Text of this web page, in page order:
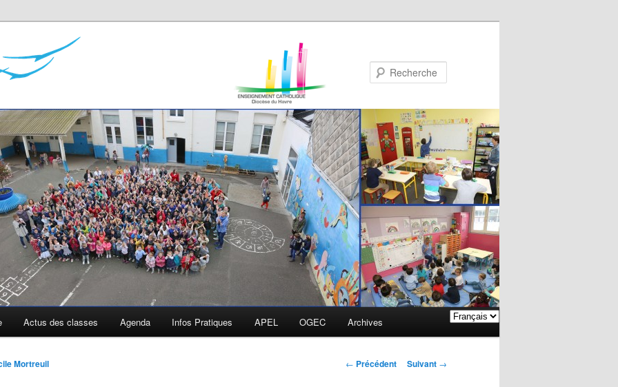
Actus des classes Agenda Infos Pratiques APEL OGEC Archives
Navigation des
← Précédent Suivant →
Mortreuil